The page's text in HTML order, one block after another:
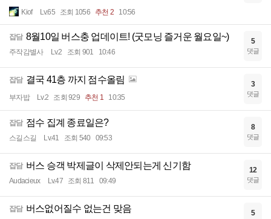
Kiof Lv.65 조회 1056 추천 2 10:56
잡담 8월10일 버스충 업데이트! (굿모닝 즐거운 월요일~)
주작감별사 Lv.2 조회 901 10:46
5
댓글
잡담 결국 41층 까지 점수올림
부자밥 Lv.2 조회 929 추천 1 10:35
3
댓글
잡담 점수 집계 종료일은?
스길스길 Lv.41 조회 540 09:53
8
댓글
잡담 버스 승객 박제글이 삭제안되는게 신기함
Audacieux Lv.47 조회 811 09:49
12
댓글
잡담 버스없어질수 없는건 맞음 5